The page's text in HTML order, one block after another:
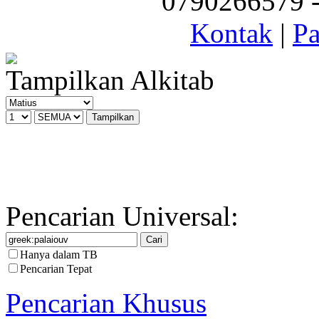
Kontak |
Tampilkan Alkitab
Pencarian Universal:
Hanya dalam TB
Pencarian Tepat
Pencarian Khusus